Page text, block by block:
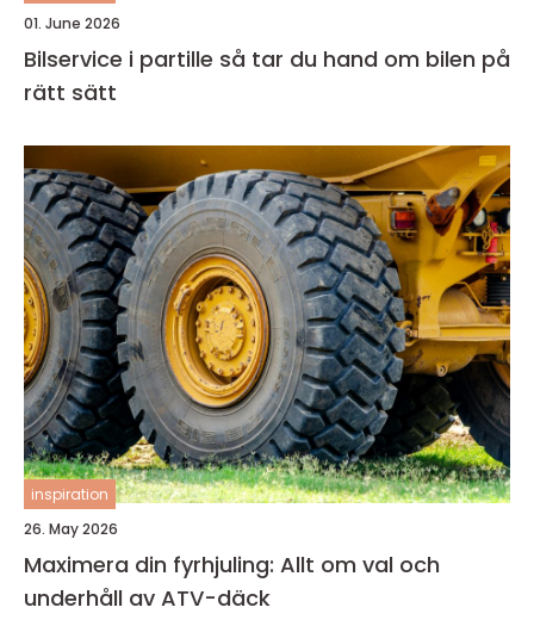
01. June 2026
Bilservice i partille så tar du hand om bilen på
rätt sätt
inspiration
26. May 2026
Maximera din fyrhjuling: Allt om val och
underhåll av ATV-däck